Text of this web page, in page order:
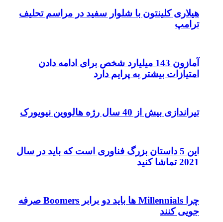
هیلاری کلینتون با شلوار سفید در مراسم تحلیف
ترامپ
آمازون 143 میلیارد شخص برای ادامه دادن
امتیازات بیشتر به پرایم دارد
تیراندازی بیش از 40 سال رژه هالووین نیویورک
این 5 داستان بزرگ فناوری است که باید در سال
2021 تماشا کنید
چرا Millennials ها باید دو برابر Boomers صرفه
جویی کنند